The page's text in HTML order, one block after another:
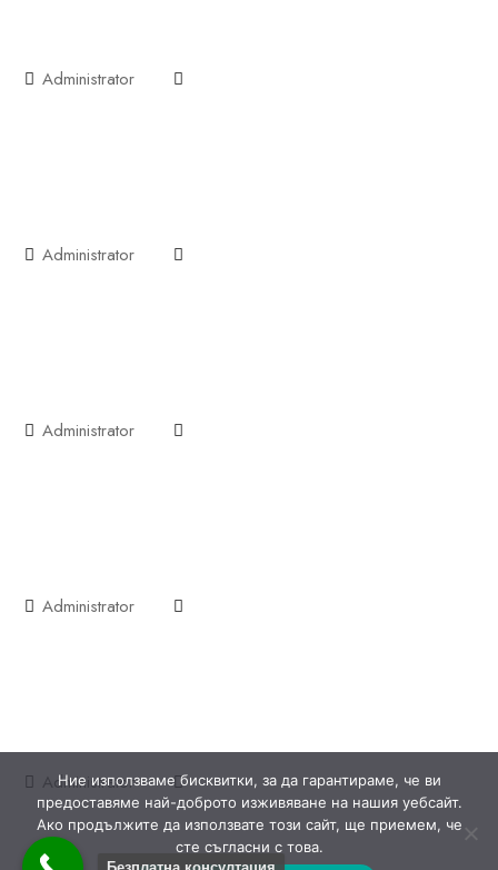
Administrator
Administrator
Administrator
Administrator
Administrator
Ние използваме бисквитки, за да гарантираме, че ви
предоставяме най-доброто изживяване на нашия уебсайт.
Ако продължите да използвате този сайт, ще приемем, че
сте съгласни с това.